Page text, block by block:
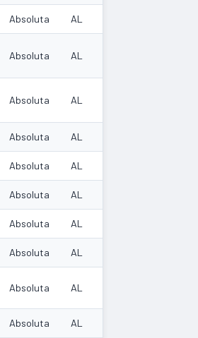
Absoluta AL
Absoluta AL
Absoluta AL
Absoluta AL
Absoluta AL
Absoluta AL
Absoluta AL
Absoluta AL
Absoluta AL
Absoluta AL